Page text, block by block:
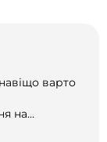
варто
на